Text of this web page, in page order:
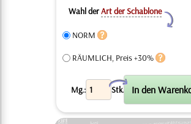
Wahl derArt der Schablone
Y
NORM
RÄUMLICH, Preis +30%
Mg.: Stk.
X